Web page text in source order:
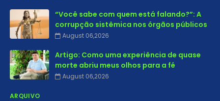
“Você sabe com quem está falando?”: A
corrupção sistêmica nos órgãos públicos
August 06,2026
Artigo: Como uma experiência de quase
morte abriu meus olhos para a fé
August 06,2026
ARQUIVO